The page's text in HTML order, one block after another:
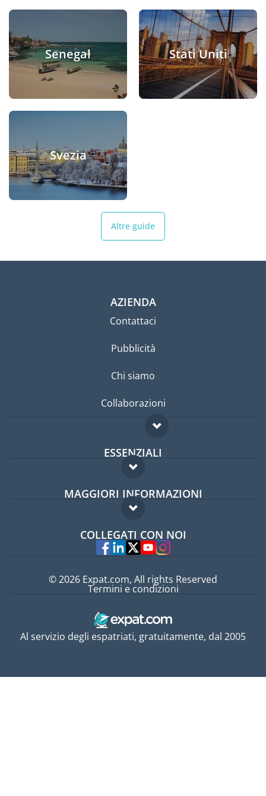
Senegal Stati Uniti
Svezia
Altre guide
AZIENDA
Contattaci
Pubblicità
Chi siamo
Collaborazioni
ESSENZIALI
Forum per expat
Guida per expat
MAGGIORI INFORMAZIONI
Domande frequenti
Esperti
COLLEGATI CON NOI
Al servizio degli espatriati, gratuitamente, dal 2005
© 2026 Expat.com, All rights Reserved
Termini e condizioni